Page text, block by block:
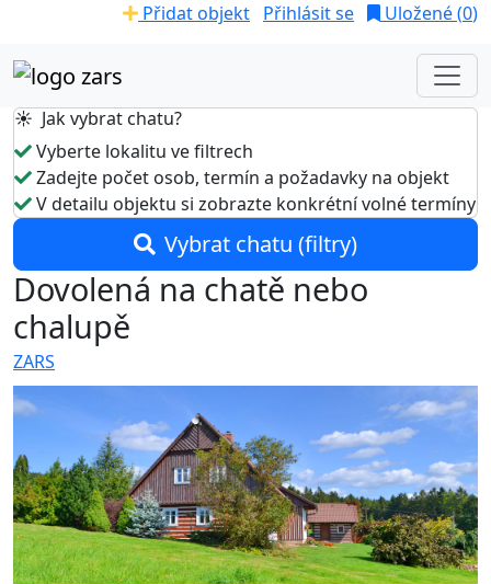
Přidat objekt Přihlásit se Uložené (0)
☀️ Jak vybrat chatu?
Vyberte lokalitu ve filtrech
Zadejte počet osob, termín a požadavky na objekt
V detailu objektu si zobrazte konkrétní volné termíny
Vybrat chatu (filtry)
Dovolená na chatě nebo
chalupě
ZARS